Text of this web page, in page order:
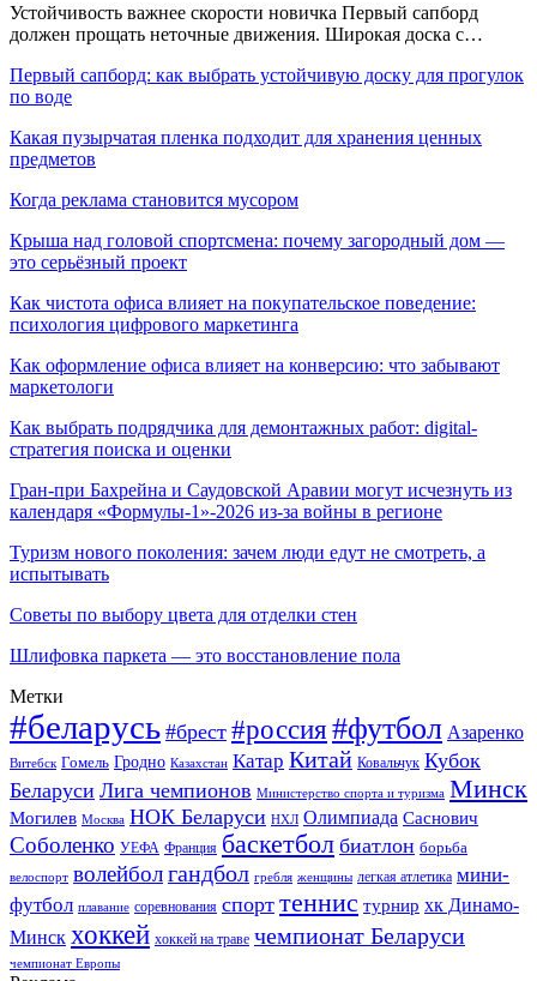
Устойчивость важнее скорости новичка Первый сапборд
должен прощать неточные движения. Широкая доска с…
Первый сапборд: как выбрать устойчивую доску для прогулок
по воде
Какая пузырчатая пленка подходит для хранения ценных
предметов
Когда реклама становится мусором
Крыша над головой спортсмена: почему загородный дом —
это серьёзный проект
Как чистота офиса влияет на покупательское поведение:
психология цифрового маркетинга
Как оформление офиса влияет на конверсию: что забывают
маркетологи
Как выбрать подрядчика для демонтажных работ: digital-
стратегия поиска и оценки
Гран-при Бахрейна и Саудовской Аравии могут исчезнуть из
календаря «Формулы-1»-2026 из-за войны в регионе
Туризм нового поколения: зачем люди едут не смотреть, а
испытывать
Советы по выбору цвета для отделки стен
Шлифовка паркета — это восстановление пола
Метки
#беларусь #брест #россия#футбол Азаренко
Витебск Гомель Гродно Казахстан Катар Китай Ковальчук Кубок
Беларуси Лига чемпионов Министерство спорта и туризма Минск
Могилев Москва НОК Беларуси НХЛ Олимпиада Саснович
Соболенко УЕФА Франция баскетбол биатлон борьба
велоспорт волейболгандбол гребля женщины легкая атлетика мини-
футбол плавание соревнования спорт теннис турнир хк Динамо-
Минск хоккей хоккей на траве чемпионат Беларуси
чемпионат Европы